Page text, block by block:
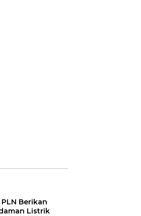
Berikan
Listrik